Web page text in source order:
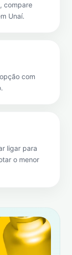
, compare
Unaí.
com
ligar para
o menor